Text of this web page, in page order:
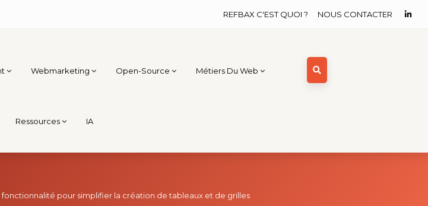
NOUS CONTACTER
REFBAX C'EST QUOI ?
Webmarketing Open-Source Métiers Du Web
Ressources IA
fonctionnalité pour simplifier la création de tableaux et de grilles